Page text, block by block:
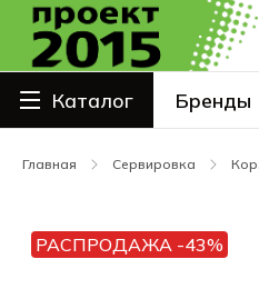
Каталог Бренды
Столовая посуда
Сервировка
Столовые приборы
Главная Сервировка
РАСПРОДАЖА -43%